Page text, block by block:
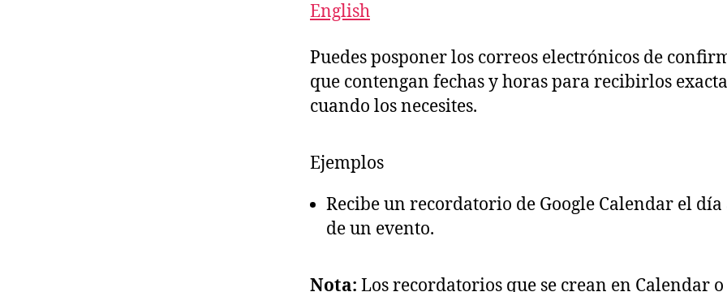
English
Puedes posponer los correos electrónicos de
que contengan fechas y horas para recibirlos
cuando los necesites.
Ejemplos
Recibe un recordatorio de Google Calendar el día
de un evento.
Nota: Los recordatorios que se crean en Calendar o